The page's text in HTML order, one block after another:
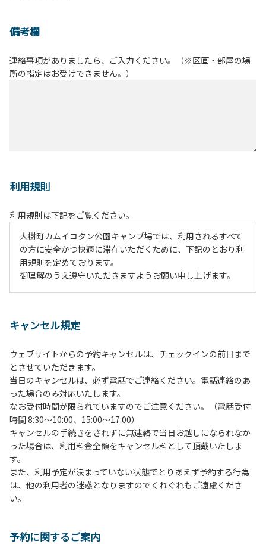
備考欄
連絡事項がありましたら、ご入力ください。（※区画・部屋の場
所の指定はお受けできません。）
利用規則
利用規則は下記をご覧ください。
大樹町カムイコタン公園キャンプ場では、利用されるすべて
の方に安全かつ快適に滞在いただくために、下記のとおり利
用規則を定めております。
御理解のうえ遵守いただきますようお願い申し上げます。
２、中学生以下だけでの利用はできません。高校生以上の方
３、テントサイト（多目的広場を含む。）の使用は、事前に
予約いただいた方のみで、連泊の方を除き、正午からです。
基本的に、テント1張りにつき1区画の予約をお願いします。
管理棟にてチェックインの手続きを行ってください。午後3
時前にお越しの方は、午後3時になりましたら管理棟にて手
続きを行ってください。午後5時過ぎにお越しの方は、翌朝
手続きを行ってください。
４、車両は、荷物の積み下ろし時以外は、駐車場にとめてく
ださい。
５、チェックアウトは、午前10時まで（日帰り使用の場合は
午後5時まで）です。チェックインの手続きを行っていない
方や使用人数が増えた場合は、必ず手続きを行ってくださ
ら午前10時までの間にゴミステーションに出してください。
キャンセル規定
ウェブサイトからの予約キャンセルは、チェックインの前日まで
とさせていただきます。
当日のキャンセルは、必ず電話でご連絡ください。電話連絡のあ
った場合のみ対応いたします。
なお受付時間が限られていますのでご注意ください。（電話受付
時間 8:30～10:00、15:00～17:00）
キャンセルの手続きをされずに無連絡で当日お越しになられなか
った場合は、利用料金全額をキャンセル料として頂戴いたしま
す。
また、利用予定が決まっていない状態でとりあえず予約する行為
は、他の利用者の迷惑となりますのでくれぐれもご遠慮くださ
い。
予約に関するご案内